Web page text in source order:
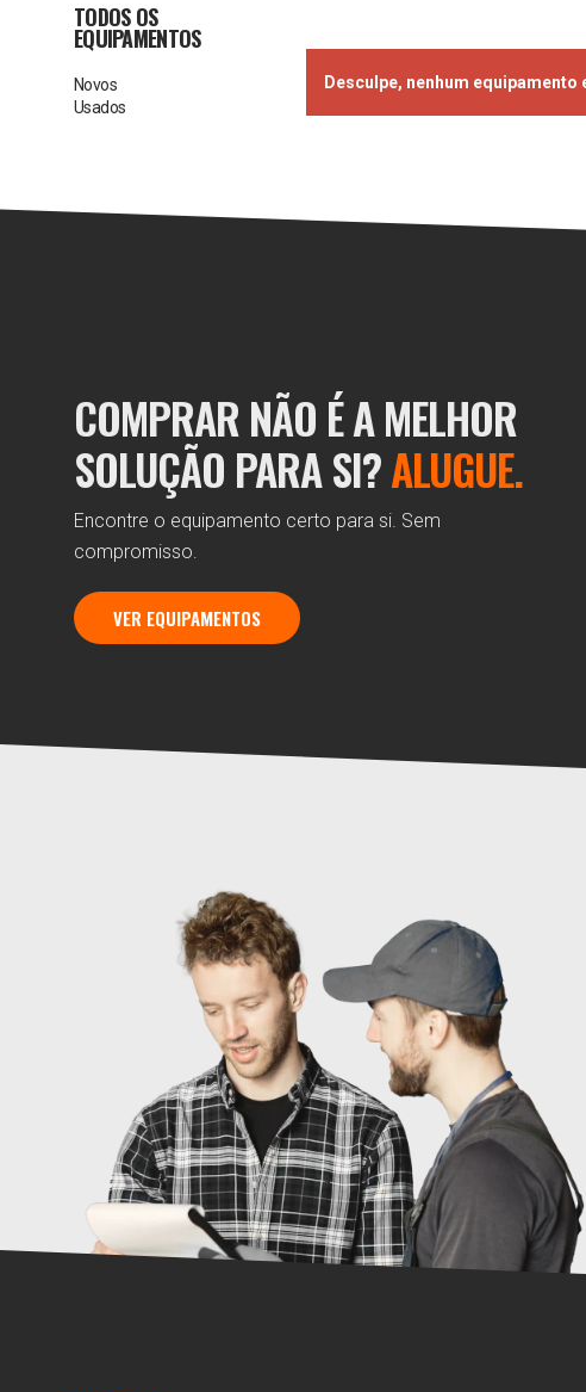
TODOS OS
EQUIPAMENTOS
Novos
Usados
Desculpe, nenhum equipamento
COMPRAR NÃO É A MELHOR
SOLUÇÃO PARA SI?ALUGUE.
Encontre o equipamento certo para si. Sem
compromisso.
VER EQUIPAMENTOS